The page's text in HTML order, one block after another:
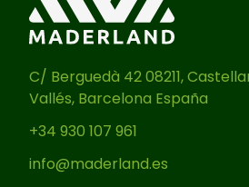
C/ Berguedà 42 08211,
Vallés, Barcelona España
+34 930 107 961
info@maderland.es